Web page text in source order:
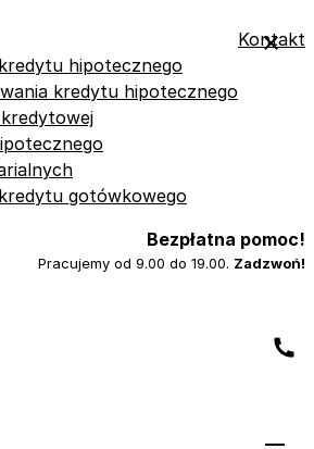
hipotecznego
kredytu hipotecznego
gotówkowego
Kontakt
Bezpłatna pomoc!
Pracujemy od 9.00 do 19.00. Zadzwoń!